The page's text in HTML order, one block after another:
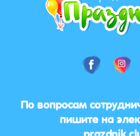
По вопросам
пишите на